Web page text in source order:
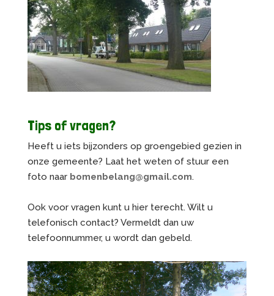
Tips of vragen?
Heeft u iets bijzonders op groengebied gezien in
onze gemeente? Laat het weten of stuur een
foto naar bomenbelang@gmail.com.
Ook voor vragen kunt u hier terecht. Wilt u
telefonisch contact? Vermeldt dan uw
telefoonnummer, u wordt dan gebeld.